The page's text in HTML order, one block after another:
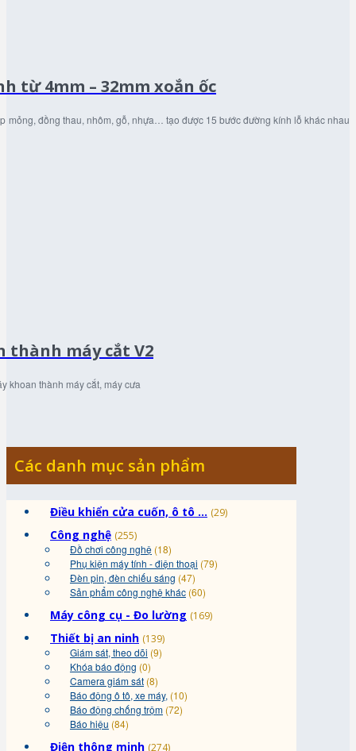
từ 4mm – 32mm xoắn ốc
mỏng, đồng thau, nhôm, gỗ, nhựa… tạo được 15 bước đường kính lỗ khác nhau
thành máy cắt V2
khoan thành máy cắt, máy cưa
Các danh mục sản phẩm
Điều khiển cửa cuốn, ô tô ... (29)
Công nghệ (255)
Đồ chơi công nghệ (18)
Phụ kiện máy tính - điện thoại (79)
Đèn pin, đèn chiếu sáng (47)
Sản phẩm công nghệ khác (60)
Máy công cụ - Đo lường (169)
Thiết bị an ninh (139)
Giám sát, theo dõi (9)
Khóa báo động (0)
Camera giám sát (8)
Báo động ô tô, xe máy, (10)
Báo động chống trộm (72)
Báo hiệu (84)
Điện thông minh (274)